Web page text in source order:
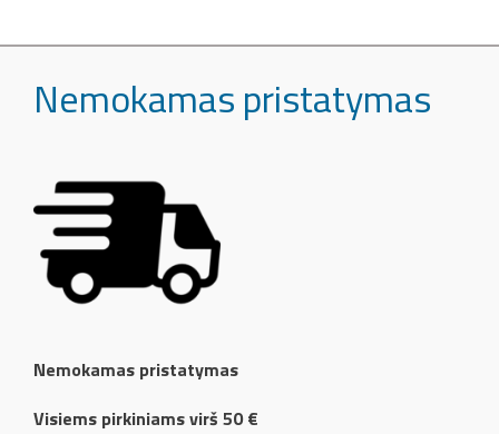
Nemokamas pristatymas
Nemokamas pristatymas
Visiems pirkiniams virš 50 €